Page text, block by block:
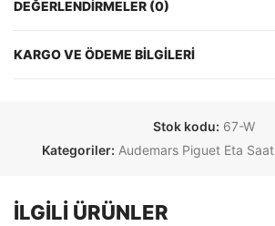
DEĞERLENDIRMELER (0)
KARGO VE ÖDEME BILGILERI
Stok kodu: 67-W
Kategoriler: Audemars Piguet Eta Saat
İLGILI ÜRÜNLER